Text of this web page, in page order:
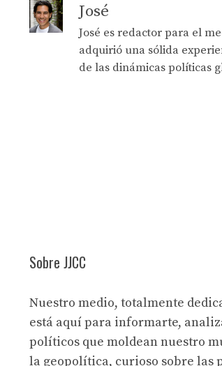
José
José es redactor para el
adquirió una sólida
de las dinámicas políticas
Sobre JJCC
Nuestro medio, totalmente
está aquí para informarte,
políticos que moldean nuestro
la geopolítica, curioso sobre las